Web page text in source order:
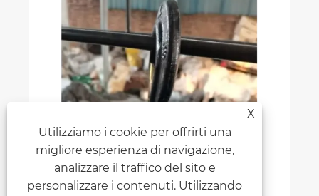
X
Utilizziamo i cookie per offrirti una
migliore esperienza di navigazione,
analizzare il traffico del sito e
personalizzare i contenuti. Utilizzando